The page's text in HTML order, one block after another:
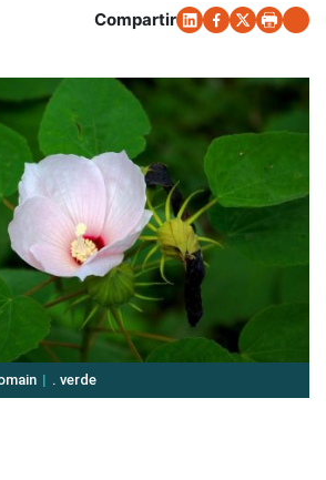
Compartir
. verde